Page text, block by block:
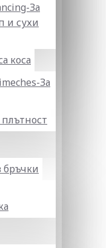
За
и сухи
коса
За
бръчки